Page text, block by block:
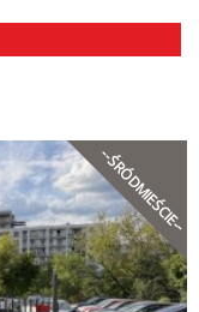
--ŚRÓDMIEŚCIE--